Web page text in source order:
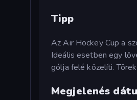
Tipp
Az Air Hockey Cup a
Ideális esetben egy
gólja felé közelíti.
Megjelenés